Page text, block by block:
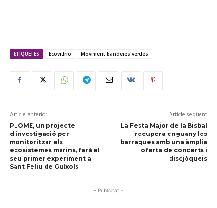
ETIQUETES Ecovidrio Moviment banderes verdes
Article anterior
PLOME, un projecte
d’investigació per
monitoritzar els
ecosistemes marins, farà el
seu primer experiment a
Sant Feliu de Guíxols
Article següent
La Festa Major de la Bisbal
recupera enguany les
barraques amb una àmplia
oferta de concerts i
discjòqueis
- Publicitat -